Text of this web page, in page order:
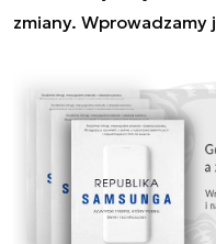
zmiany. Wprowadzamy